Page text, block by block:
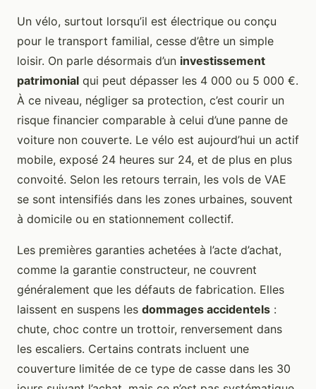
Un vélo, surtout lorsqu’il est électrique ou conçu
pour le transport familial, cesse d’être un simple
loisir. On parle désormais d’un investissement
patrimonial qui peut dépasser les 4 000 ou 5 000 €.
À ce niveau, négliger sa protection, c’est courir un
risque financier comparable à celui d’une panne de
voiture non couverte. Le vélo est aujourd’hui un actif
mobile, exposé 24 heures sur 24, et de plus en plus
convoité. Selon les retours terrain, les vols de VAE
se sont intensifiés dans les zones urbaines, souvent
à domicile ou en stationnement collectif.
Les premières garanties achetées à l’acte d’achat,
comme la garantie constructeur, ne couvrent
généralement que les défauts de fabrication. Elles
laissent en suspens les dommages accidentels :
chute, choc contre un trottoir, renversement dans
les escaliers. Certains contrats incluent une
couverture limitée de ce type de casse dans les 30